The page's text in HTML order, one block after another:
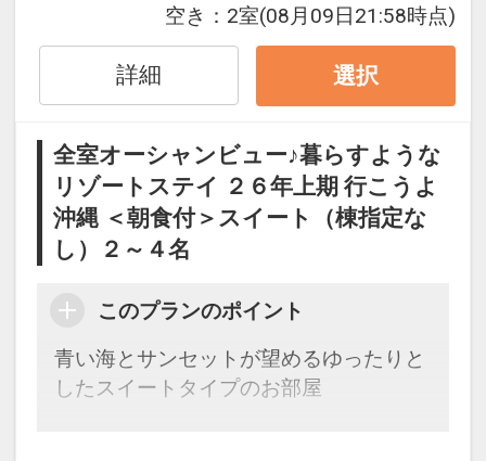
※他の割引との併用はできません。
※割引適用後のご旅行代金は、カレンダ
「空室照会結果確認画面」でご確認くだ
さい。
【９０日前までの申込がお得】早期申込
割引がございます
ご宿泊の９０日前までにお申し込みにな
ると
１泊につきおひとり様１，５００円引
空き： 2室(08月09日21:58時点)
詳細 選択
全室オーシャンビュー♪暮らすような
リゾートステイ ２６年上期 行こうよ
沖縄 ＜朝食付＞スイート（棟指定な
し）２～４名
このプランのポイント
青い海とサンセットが望めるゆったりと
したスイートタイプのお部屋